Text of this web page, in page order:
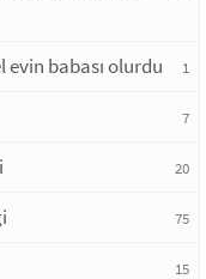
evin babası olurdu 1
7
20
75
15